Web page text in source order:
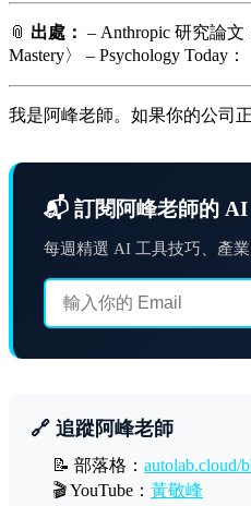
📎 出處： – Anthropic 研究論文
Mastery〉 – Psychology Today
我是阿峰老師。如果你的公司
📬 訂閱阿峰老師的 AI
每週精選 AI 工具技巧、產
🔗 追蹤阿峰老師
📝 部落格： autolab.cloud/
🎬 YouTube： 黃敬峰